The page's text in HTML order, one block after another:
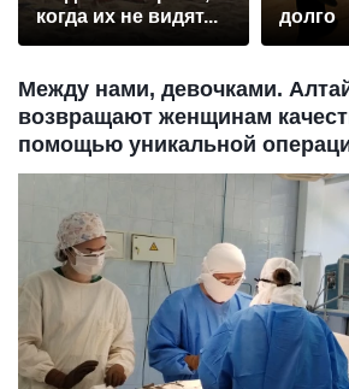
когда их не видят...
долго
Между нами, девочками.
возвращают женщинам
помощью уникальной